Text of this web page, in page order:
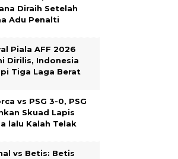
Diraih Setelah
Adu Penalti
Piala AFF 2026
Dirilis, Indonesia
Tiga Laga Berat
vs PSG 3-0, PSG
Skuad Lapis
lalu Kalah Telak
vs Betis: Betis